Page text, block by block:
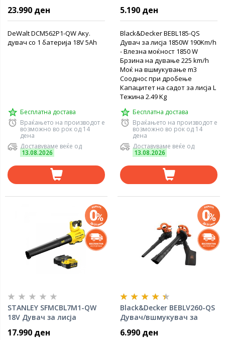
23.990 ден
DeWalt DCM562P1-QW Аку.
дувач со 1 батерија 18V 5Ah
Бесплатна достава
Враќањето на производот е
возможно во рок од 14
дена
Доставуваме веќе од
13.08.2026
5.190 ден
Black&Decker BEBL185-QS
Дувач за лисја 1850W 190Km/h
- Влезна моќност 1850 W
Брзина на дување 225 km/h
Моќ на вшмукување m3
Сооднос при дробење
Капацитет на садот за лисја L
Тежина 2.49 Kg
Бесплатна достава
Враќањето на производот е
возможно во рок од 14
дена
Доставуваме веќе од
13.08.2026
STANLEY SFMCBL7M1-QW
18V Дувач за лисја
17.990 ден
Black&Decker BEBLV260-QS
Дувач/вшмукувач за
6.990 ден